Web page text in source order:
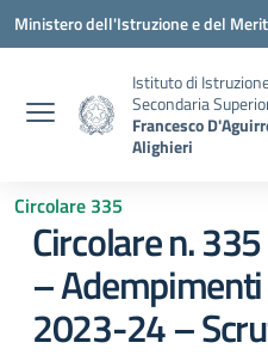
Vai ai contenuti
Vai al menu di navigazione
Vai al footer
Ministero dell'Istruzione e del
Istituto di
Secondaria
Francesco
Alighieri
Circolare 335
Circolare n.
–
2023-24 –